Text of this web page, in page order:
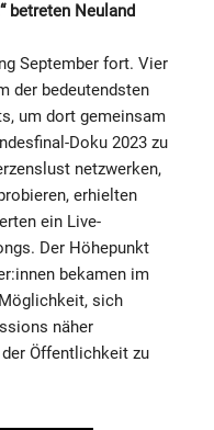
betreten Neuland
September fort. Vier
der bedeutendsten
um dort gemeinsam
Doku 2023 zu
netzwerken,
erhielten
ein Live-
Der Höhepunkt
bekamen im
sich
näher
Öffentlichkeit zu